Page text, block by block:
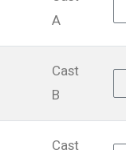
A
Cast
B
Cast